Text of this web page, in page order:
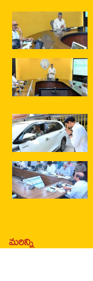
మరిన్ని